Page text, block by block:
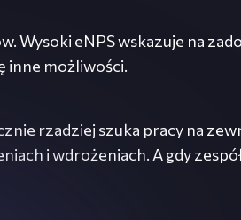
Wysoki eNPS wskazuje na
inne możliwości.
rzadziej szuka pracy na
i wdrożeniach. A gdy